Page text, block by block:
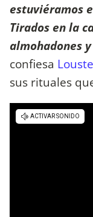
estuviéramos
Tirados en la
almohadones
confiesa
sus rituales